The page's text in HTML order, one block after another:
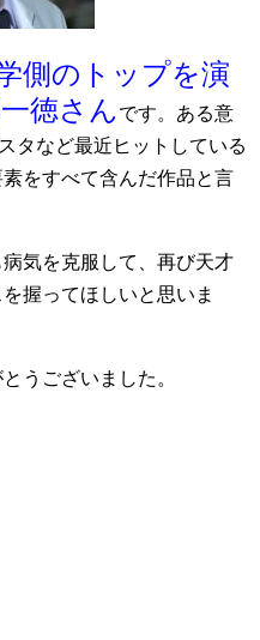
側のトップを演
徳さん です。ある意
タなど最近ヒットしている
をすべて含んだ作品と言
気を克服して、再び天才
握ってほしいと思いま
うございました。